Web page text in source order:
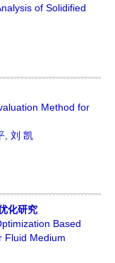
of Solidified
Method for
, 刘 凯
化研究
Based
Fluid Medium